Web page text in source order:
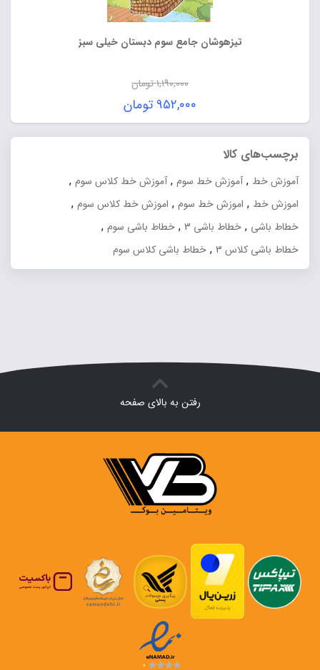
تیزهوشان جامع سوم دبستان خیلی سبز
۱,۱۹۰,۰۰۰تومان
قیمت
اصلی:
۱,۱۹۰,۰۰۰ تومان
۹۵۲,۰۰۰ تومان
قیمت
فعلی:
برچسب‌های کالا
آموزش خط ,آموزش خط سوم ,آموزش خط کلاس سوم ,
اموزش خط , اموزش خط سوم , اموزش خط کلاس سوم ,
خطاط باشی , خطاط باشی 3 , خطاط باشی سوم ,
خطاط باشی کلاس 3 , خطاط باشی کلاس سوم
رفتن به بالای صفحه